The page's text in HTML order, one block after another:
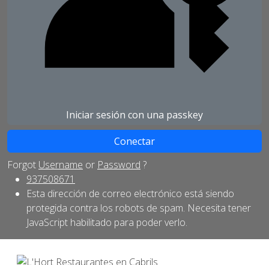
Iniciar sesión con una passkey
Forgot Username or Password ?
937508671
Esta dirección de correo electrónico está siendo
protegida contra los robots de spam. Necesita tener
JavaScript habilitado para poder verlo.